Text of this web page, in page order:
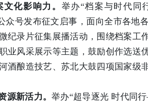
化影响力。 举办“档案与时代同
众号发布征文启事，面向全市各地
纪录片征集展播活动，围绕档案工
业风采展示等主题，鼓励创作选送
酒酿造技艺、苏北大鼓四项国家级
源新活力。举办“超导逐光 时代同